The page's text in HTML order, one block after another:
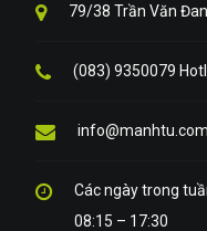
79/38 Trần Văn
(083) 9350079
Các ngày trong
08:15 – 17:30